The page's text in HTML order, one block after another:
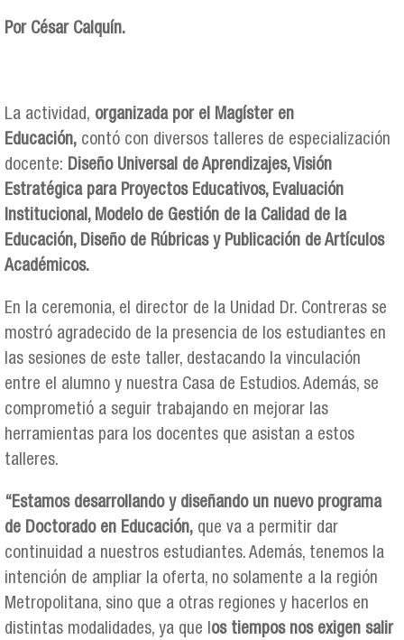
Por César Calquín.
La actividad, organizada por el Magíster en
Educación, contó con diversos talleres de especialización
docente: Diseño Universal de Aprendizajes, Visión
Estratégica para Proyectos Educativos, Evaluación
Institucional, Modelo de Gestión de la Calidad de la
Educación, Diseño de Rúbricas y Publicación de Artículos
Académicos.
En la ceremonia, el director de la Unidad Dr. Contreras se
mostró agradecido de la presencia de los estudiantes en
las sesiones de este taller, destacando la vinculación
entre el alumno y nuestra Casa de Estudios. Además, se
comprometió a seguir trabajando en mejorar las
herramientas para los docentes que asistan a estos
talleres.
“Estamos desarrollando y diseñando un nuevo programa
de Doctorado en Educación, que va a permitir dar
continuidad a nuestros estudiantes. Además, tenemos la
intención de ampliar la oferta, no solamente a la región
Metropolitana, sino que a otras regiones y hacerlos en
distintas modalidades, ya que los tiempos nos exigen salir